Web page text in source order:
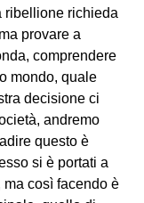
ribellione richieda
provare a
comprendere
mondo, quale
decisione ci
andremo
questo è
si è portati a
così facendo è